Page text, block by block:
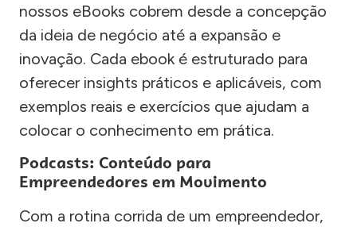
nossos eBooks cobrem desde a concepção
da ideia de negócio até a expansão e
inovação. Cada ebook é estruturado para
oferecer insights práticos e aplicáveis, com
exemplos reais e exercícios que ajudam a
colocar o conhecimento em prática.
Podcasts: Conteúdo para
Empreendedores em Movimento
Com a rotina corrida de um empreendedor,